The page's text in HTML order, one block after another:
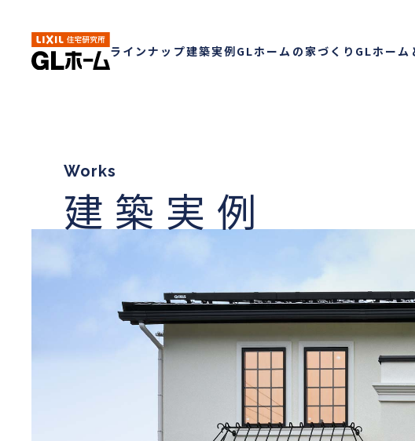
ラインナップ建築実例GLホームの家づくり GLホーム
Works
建築実例